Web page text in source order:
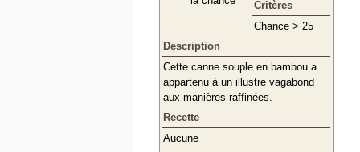
Critères
Chance > 25
Description
Cette canne souple en bambou a
appartenu à un illustre vagabond
aux manières raffinées.
Recette
Aucune